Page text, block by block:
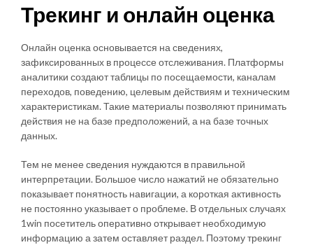
Трекинг и онлайн оценка
Онлайн оценка основывается на сведениях,
зафиксированных в процессе отслеживания. Платформы
аналитики создают таблицы по посещаемости, каналам
переходов, поведению, целевым действиям и техническим
характеристикам. Такие материалы позволяют принимать
действия не на базе предположений, а на базе точных
данных.
Тем не менее сведения нуждаются в правильной
интерпретации. Большое число нажатий не обязательно
показывает понятность навигации, а короткая активность
не постоянно указывает о проблеме. В отдельных случаях
1win посетитель оперативно открывает необходимую
информацию а затем оставляет раздел. Поэтому трекинг